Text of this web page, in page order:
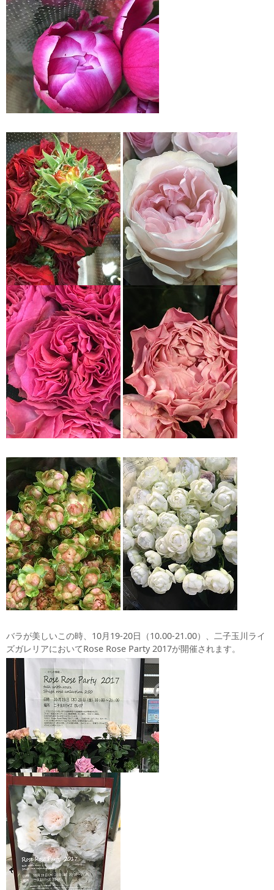
バラが美しいこの時、10月19-20日（10.00-21.00）、二子玉川ライ
ズガレリアにおいてRose Rose Party 2017が開催されます。